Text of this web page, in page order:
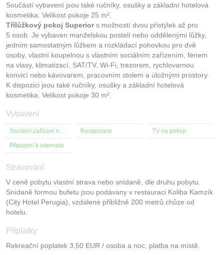
Součástí vybavení jsou také ručníky, osušky a základní hotelová
kosmetika. Velikost pokoje 25 m².
Třílůžkový pokoj Superiors možností dvou přistýlek až pro
5 osob. Je vybaven manželskou postelí nebo oddělenými lůžky,
jedním samostatným lůžkem a rozkládací pohovkou pro dvě
osoby, vlastní koupelnou s vlastním sociálním zařízením, fénem
na vlasy, klimatizací, SAT/TV, Wi-Fi, trezorem, rychlovarnou
konvicí nebo kávovarem, pracovním stolem a úložnými prostory.
K dispozici jsou také ručníky, osušky a základní hotelová
kosmetika. Velikost pokoje 30 m².
Vybavení
Sociální zařízení na pokoji Restaurace TV na pokoji
Připojení k internetu
Stravování
V ceně pobytu vlastní strava nebo snídaně, dle druhu pobytu.
Snídaně formou bufetu jsou podávany v restauraci Koliba Kamzík
(City Hotel Perugia), vzdálené přibližně 200 metrů chůze od
hotelu.
Příplatky
Rekreační poplatek 3,50 EUR / osoba a noc, platba na místě.